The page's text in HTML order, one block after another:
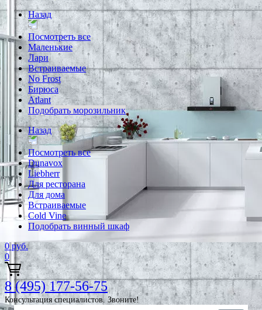
Назад
Посмотреть все
Маленькие
Лари
Встраиваемые
No Frost
Бирюса
Atlant
Подобрать морозильник
Назад
Посмотреть все
Dunavox
Liebherr
Для ресторана
Для дома
Встраиваемые
Cold Vine
Подобрать винный шкаф
0 руб.
0
8 (495) 177-56-75
Консультация специалистов. Звоните!